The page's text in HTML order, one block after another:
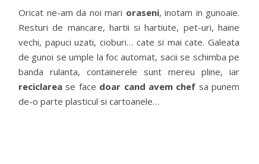
Oricat ne-am da noi mari oraseni, inotam in gunoaie.
Resturi de mancare, hartii si hartiute, pet-uri, haine
vechi, papuci uzati, cioburi… cate si mai cate. Galeata
de gunoi se umple la foc automat, sacii se schimba pe
banda rulanta, containerele sunt mereu pline, iar
reciclarea se face doar cand avem chef sa punem
de-o parte plasticul si cartoanele…